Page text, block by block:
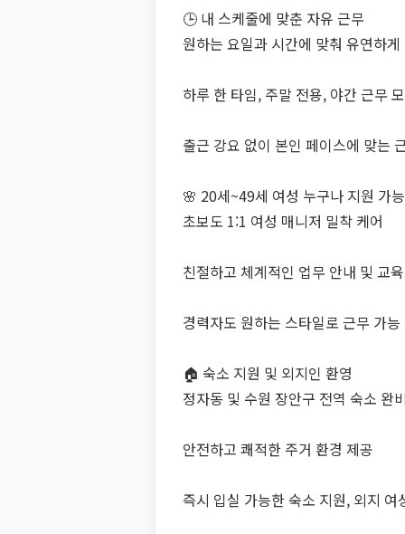
🕒 내 스케줄에 맞춘 자유 근무
원하는 요일과 시간에 맞춰 유연하게
하루 한 타임, 주말 전용, 야간 근무
출근 강요 없이 본인 페이스에 맞는
🌸 20세~49세 여성 누구나 지원 가능
초보도 1:1 여성 매니저 밀착 케어
친절하고 체계적인 업무 안내 및 교육
경력자도 원하는 스타일로 근무 가능
🏠 숙소 지원 및 외지인 환영
정자동 및 수원 장안구 전역 숙소 완비
안전하고 쾌적한 주거 환경 제공
즉시 입실 가능한 숙소 지원, 외지 여